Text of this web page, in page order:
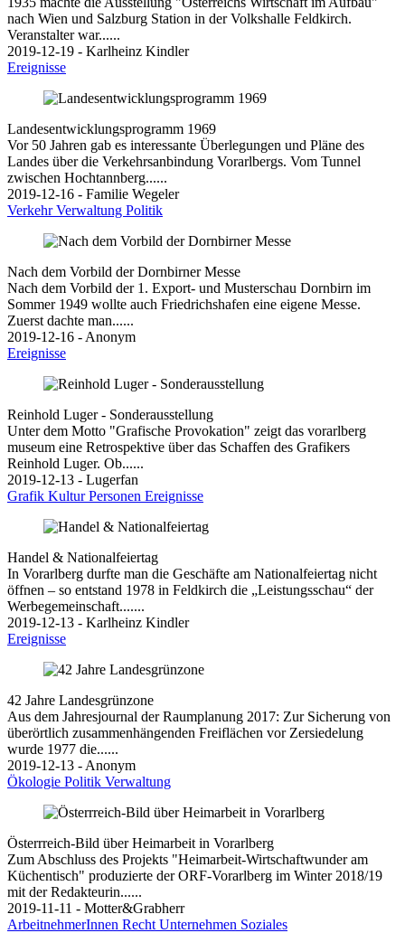
nach Wien und Salzburg Station in der Volkshalle Feldkirch.
Veranstalter war......
2019-12-19 - Karlheinz Kindler
Ereignisse
Landesentwicklungsprogramm 1969
Vor 50 Jahren gab es interessante Überlegungen und Pläne des
Landes über die Verkehrsanbindung Vorarlbergs. Vom Tunnel
zwischen Hochtannberg......
2019-12-16 - Familie Wegeler
VerkehrVerwaltung Politik
Nach dem Vorbild der Dornbirner Messe
Nach dem Vorbild der 1. Export- und Musterschau Dornbirn im
Sommer 1949 wollte auch Friedrichshafen eine eigene Messe.
Zuerst dachte man......
2019-12-16 - Anonym
Ereignisse
Reinhold Luger - Sonderausstellung
Unter dem Motto "Grafische Provokation" zeigt das vorarlberg
museum eine Retrospektive über das Schaffen des Grafikers
Reinhold Luger. Ob......
2019-12-13 - Lugerfan
Grafik KulturPersonen Ereignisse
Handel & Nationalfeiertag
In Vorarlberg durfte man die Geschäfte am Nationalfeiertag nicht
öffnen – so entstand 1978 in Feldkirch die „Leistungsschau“ der
Werbegemeinschaft.......
2019-12-13 - Karlheinz Kindler
Ereignisse
42 Jahre Landesgrünzone
Aus dem Jahresjournal der Raumplanung 2017: Zur Sicherung von
überörtlich zusammenhängenden Freiflächen vor Zersiedelung
wurde 1977 die......
2019-12-13 - Anonym
Ökologie Politik Verwaltung
Österrreich-Bild über Heimarbeit in Vorarlberg
Zum Abschluss des Projekts "Heimarbeit-Wirtschaftwunder am
Küchentisch" produzierte der ORF-Vorarlberg im Winter 2018/19
mit der Redakteurin......
2019-11-11 - Motter&Grabherr
ArbeitnehmerInnen Recht Unternehmen Soziales